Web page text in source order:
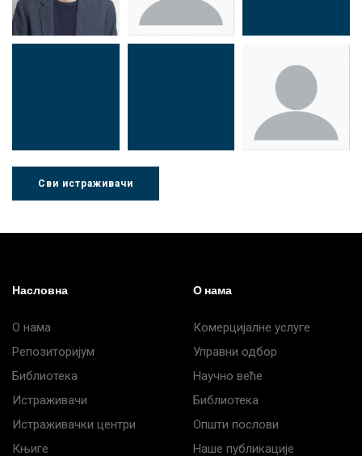
Др Марија
Ђорић
Сви истраживачи
Насловна
О нама
Репозиторијум
Библиотека
Истраживачи
Истраживачки центри
Књиге
О нама
Комерцијалне услуге
Управни одбор
Научно веће
Библиотека
Општи послови
Наше публикације